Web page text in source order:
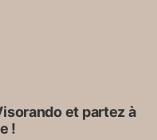
et partez à
!